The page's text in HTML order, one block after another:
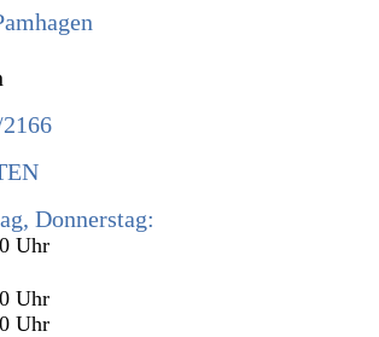
Donnerstag:
Uhr
Uhr
Uhr